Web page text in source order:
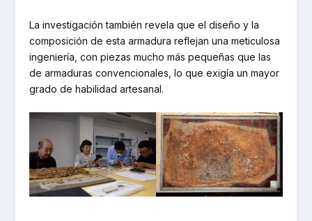
La investigación también revela que el diseño y la
composición de esta armadura reflejan una meticulosa
ingeniería, con piezas mucho más pequeñas que las
de armaduras convencionales, lo que exigía un mayor
grado de habilidad artesanal.